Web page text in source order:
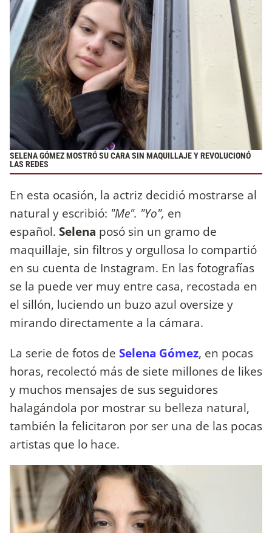
SELENA GÓMEZ MOSTRÓ SU CARA SIN MAQUILLAJE Y REVOLUCIONÓ
LAS REDES
En esta ocasión, la actriz decidió mostrarse al
natural y escribió: "Me". "Yo", en
español. Selena posó sin un gramo de
maquillaje, sin filtros y orgullosa lo compartió
en su cuenta de Instagram. En las fotografías
se la puede ver muy entre casa, recostada en
el sillón, luciendo un buzo azul oversize y
mirando directamente a la cámara.
La serie de fotos de Selena Gómez, en pocas
horas, recolectó más de siete millones de likes
y muchos mensajes de sus seguidores
halagándola por mostrar su belleza natural,
también la felicitaron por ser una de las pocas
artistas que lo hace.